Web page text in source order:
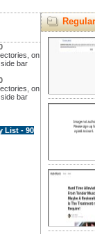
on
bar
on
bar
List - 90